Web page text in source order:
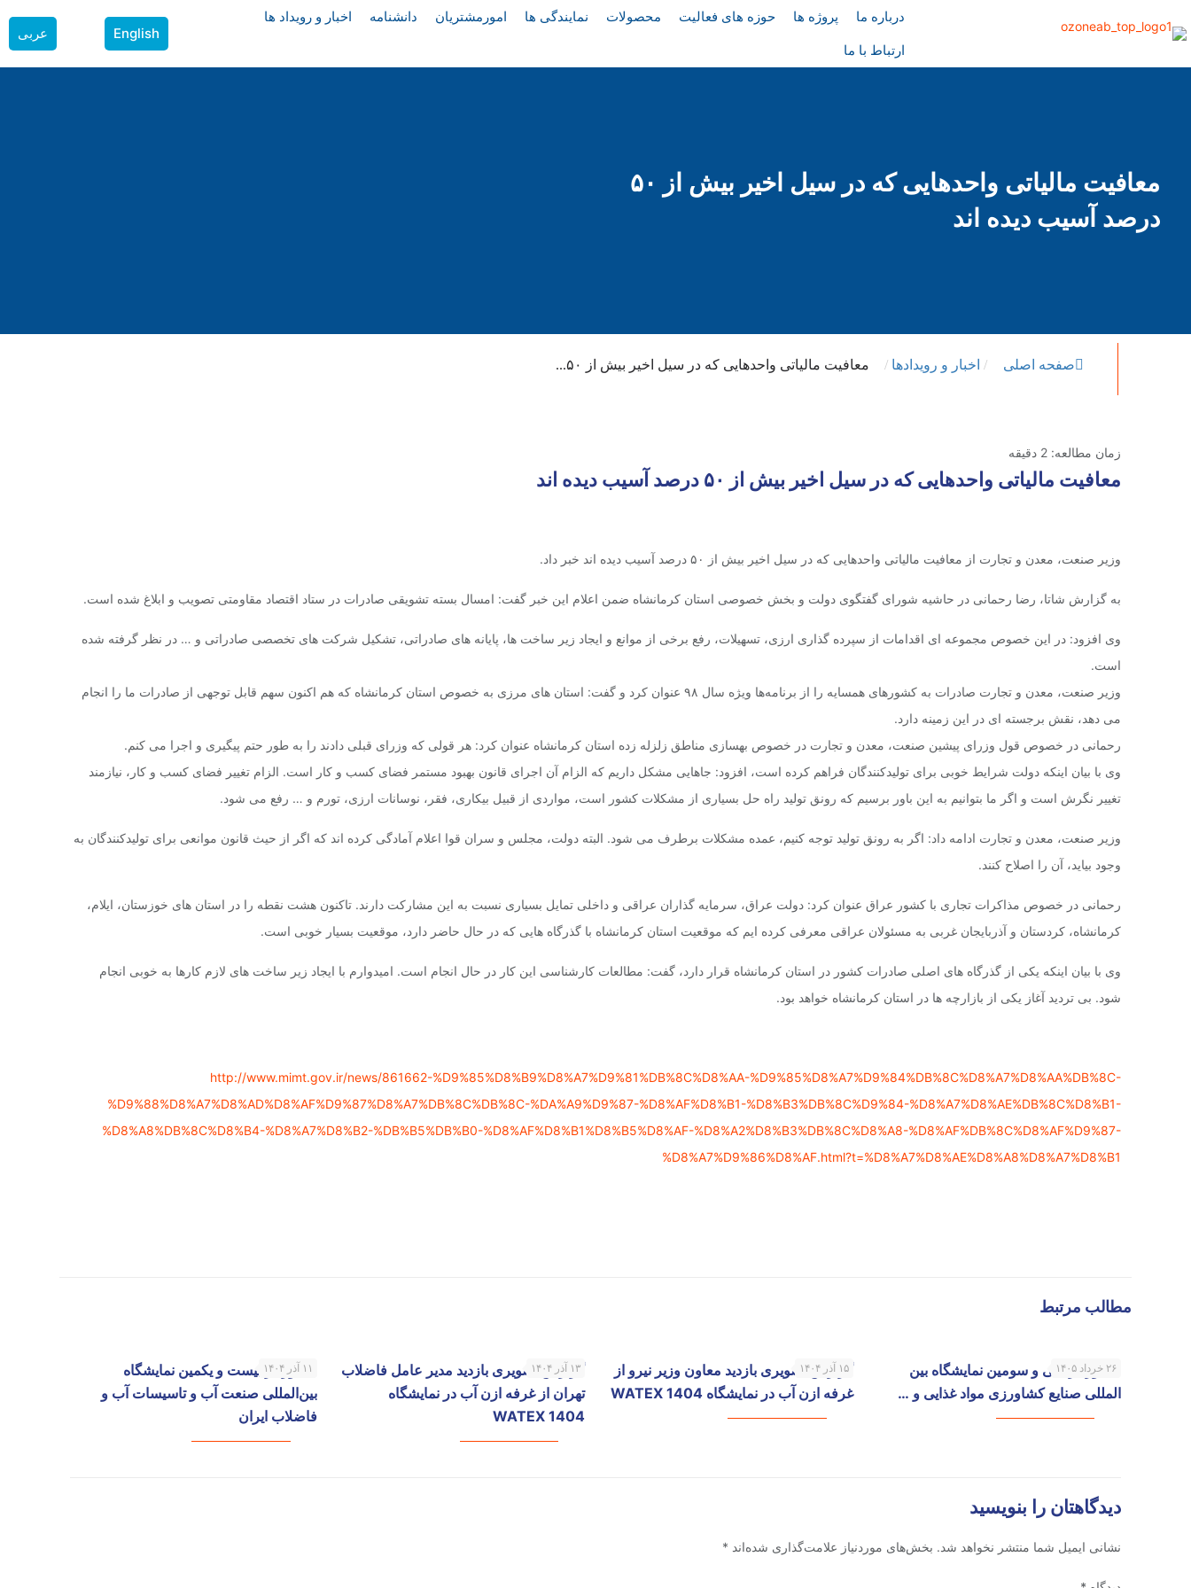
درباره ما پروژه ها حوزه های فعالیت محصولات نمایندگی ها امورمشتریان دانشنامه
اخبار و رویداد ها
ارتباط با ما
English عربی
معافیت مالیاتی واحدهایی که در سیل اخیر بیش از ۵۰
درصد آسیب دیده اند
صفحه اصلی / اخبار و رویدادها / معافیت مالیاتی واحدهایی که در سیل اخیر بیش از ۵۰...
زمان مطالعه:2 دقیقه
معافیت مالیاتی واحدهایی که در سیل اخیر بیش از ۵۰ درصد آسیب دیده اند
وزیر صنعت، معدن و تجارت از معافیت مالیاتی واحدهایی که در سیل اخیر بیش از ۵۰ درصد آسیب دیده اند خبر داد.
به گزارش شاتا، رضا رحمانی در حاشیه شورای گفتگوی دولت و بخش خصوصی استان کرمانشاه ضمن اعلام این خبر گفت: امسال بسته تشویقی صادرات در ستاد اقتصاد مقاومتی تصویب و ابلاغ شده است.
وی افزود: در این خصوص مجموعه ای اقدامات از سپرده گذاری ارزی، تسهیلات، رفع برخی از موانع و ایجاد زیر ساخت ها، پایانه های صادراتی، تشکیل شرکت های تخصصی صادراتی و … در نظر گرفته شده
است.
وزیر صنعت، معدن و تجارت صادرات به کشورهای همسایه را از برنامه‌ها ویژه سال ۹۸ عنوان کرد و گفت: استان های مرزی به خصوص استان کرمانشاه که هم اکنون سهم قابل توجهی از صادرات ما را انجام
می دهد، نقش برجسته ای در این زمینه دارد.
رحمانی در خصوص قول وزرای پیشین صنعت، معدن و تجارت در خصوص بهسازی مناطق زلزله زده استان کرمانشاه عنوان کرد: هر قولی که وزرای قبلی دادند را به طور حتم پیگیری و اجرا می کنم.
وی با بیان اینکه دولت شرایط خوبی برای تولیدکنندگان فراهم کرده است، افزود: جاهایی مشکل داریم که الزام آن اجرای قانون بهبود مستمر فضای کسب و کار است. الزام تغییر فضای کسب و کار، نیازمند
تغییر نگرش است و اگر ما بتوانیم به این باور برسیم که رونق تولید راه حل بسیاری از مشکلات کشور است، مواردی از قبیل بیکاری، فقر، نوسانات ارزی، تورم و … رفع می شود‌.
وزیر صنعت، معدن و تجارت ادامه داد: اگر به رونق تولید توجه کنیم، عمده مشکلات برطرف می شود. البته دولت، مجلس و سران قوا اعلام آمادگی کرده اند که اگر از حیث قانون موانعی برای تولیدکنندگان به
وجود بیاید، آن را اصلاح کنند.
رحمانی در خصوص مذاکرات تجاری با کشور عراق عنوان کرد: دولت عراق، سرمایه گذاران عراقی و داخلی تمایل بسیاری نسبت به این مشارکت دارند. تاکنون هشت نقطه را در استان های خوزستان، ایلام،
کرمانشاه، کردستان و آذربایجان غربی به مسئولان عراقی معرفی کرده ایم که موقعیت استان کرمانشاه با گذرگاه هایی که در حال حاضر دارد، موقعیت بسیار خوبی است.
وی با بیان اینکه یکی از گذرگاه های اصلی صادرات کشور در استان کرمانشاه قرار دارد‌، گفت: مطالعات کارشناسی این کار در حال انجام است. امیدوارم با ایجاد زیر ساخت های لازم کارها به خوبی انجام
شود. بی تردید آغاز یکی از بازارچه ها در استان کرمانشاه خواهد بود.
http://www.mimt.gov.ir/news/861662-%D9%85%D8%B9%D8%A7%D9%81%DB%8C%D8%AA-%D9%85%D8%A7%D9%84%DB%8C%D8%A7%D8%AA%DB%8C-
%D9%88%D8%A7%D8%AD%D8%AF%D9%87%D8%A7%DB%8C%DB%8C-%DA%A9%D9%87-%D8%AF%D8%B1-%D8%B3%DB%8C%D9%84-%D8%A7%D8%AE%DB%8C%D8%B1-
%D8%A8%DB%8C%D8%B4-%D8%A7%D8%B2-%DB%B5%DB%B0-%D8%AF%D8%B1%D8%B5%D8%AF-%D8%A2%D8%B3%DB%8C%D8%A8-%D8%AF%DB%8C%D8%AF%D9%87-
%D8%A7%D9%86%D8%AF.html?t=%D8%A7%D8%AE%D8%A8%D8%A7%D8%B1
مطالب مرتبط
۲۶ خرداد ۱۴۰۵
حضور در سی و سومین نمایشگاه بین
المللی صنایع کشاورزی مواد غذایی و …
۱۵ آذر ۱۴۰۴
گزارش تصویری بازدید معاون وزیر نیرو از
غرفه ازن آب در نمایشگاه WATEX 1404
۱۳ آذر ۱۴۰۴
گزارش تصویری بازدید مدیر عامل فاضلاب‌
تهران از غرفه ازن آب در نمایشگاه
WATEX 1404
۱۱ آذر ۱۴۰۴
حضور در بیست و یکمین نمایشگاه
بین‌المللی صنعت آب و تاسیسات آب و
فاضلاب ایران
دیدگاهتان را بنویسید
نشانی ایمیل شما منتشر نخواهد شد. بخش‌های موردنیاز علامت‌گذاری شده‌اند *